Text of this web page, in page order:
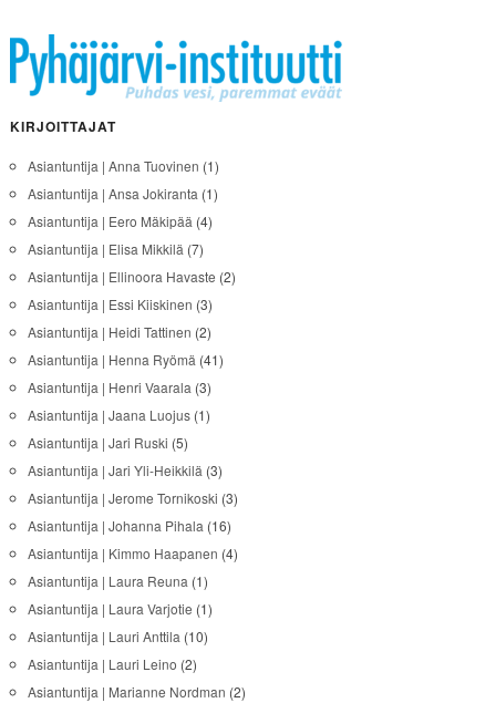
KIRJOITTAJAT
Asiantuntija | Anna Tuovinen (1)
Asiantuntija | Ansa Jokiranta (1)
Asiantuntija | Eero Mäkipää (4)
Asiantuntija | Elisa Mikkilä (7)
Asiantuntija | Ellinoora Havaste (2)
Asiantuntija | Essi Kiiskinen (3)
Asiantuntija | Heidi Tattinen (2)
Asiantuntija | Henna Ryömä (41)
Asiantuntija | Henri Vaarala (3)
Asiantuntija | Jaana Luojus(1)
Asiantuntija | Jari Ruski (5)
Asiantuntija | Jari Yli-Heikkilä (3)
Asiantuntija | Jerome Tornikoski (3)
Asiantuntija | Johanna Pihala (16)
Asiantuntija | Kimmo Haapanen (4)
Asiantuntija | Laura Reuna (1)
Asiantuntija | Laura Varjotie (1)
Asiantuntija | Lauri Anttila (10)
Asiantuntija | Lauri Leino (2)
Asiantuntija | Marianne Nordman (2)